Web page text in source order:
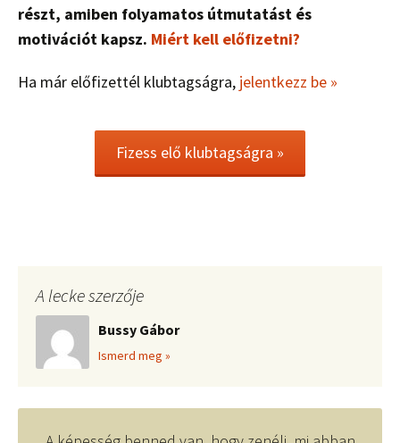
részt, amiben folyamatos útmutatást és
motivációt kapsz. Miért kell előfizetni?
Ha már előfizettél klubtagságra, jelentkezz be »
Fizess elő klubtagságra »
A lecke szerzője
Bussy Gábor
Ismerd meg »